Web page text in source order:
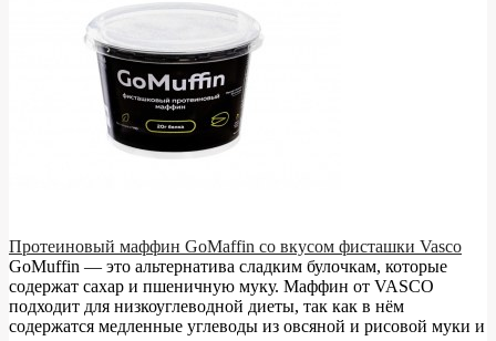
Протеиновый маффин GoMaffin со вкусом фисташки Vasco
GoMuffin — это альтернатива сладким булочкам, которые
содержат сахар и пшеничную муку. Маффин от VASCO
подходит для низкоуглеводной диеты, так как в нём
содержатся медленные углеводы из овсяной и рисовой муки и